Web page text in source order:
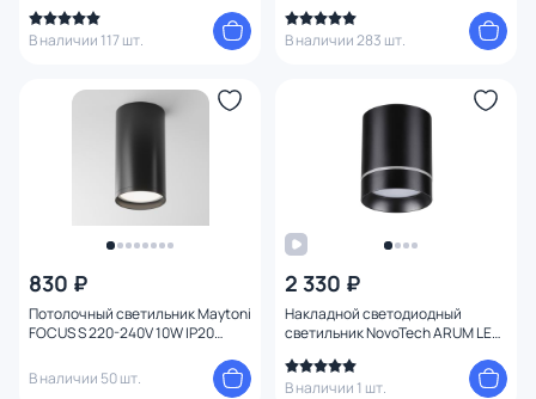
В наличии 117 шт.
В наличии 283 шт.
830 ₽
Потолочный светильник Maytoni
FOCUS S 220-240V 10W IP20
В наличии 50 шт.
2 330 ₽
Накладной светодиодный
светильник NovoTech ARUM LED
В наличии 1 шт.